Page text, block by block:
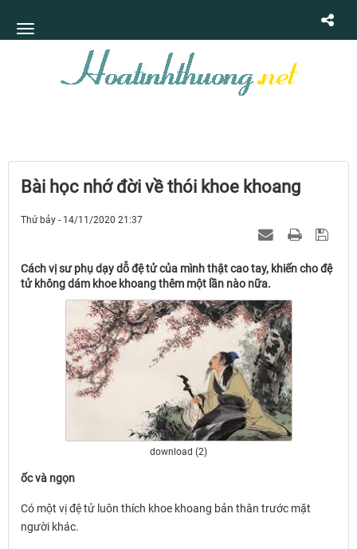
Bài học nhớ đời về thói khoe khoang
Thứ bảy - 14/11/2020 21:37
Cách vị sư phụ dạy dỗ đệ tử của mình thật cao tay, khiến cho đệ
tử không dám khoe khoang thêm một lần nào nữa.
download (2)
ốc và ngọn
Có một vị đệ tử luôn thích khoe khoang bản thân trước mặt
người khác.